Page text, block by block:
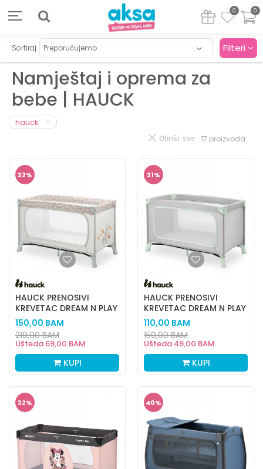
0
0
Namještaj i oprema za
bebe | HAUCK
Sortiraj Filteri
hauck
17 proizvoda
Obriši sve
32%
HAUCK PRENOSIVI
KREVETAC DREAM N PLAY
PLUS, POOH
150,00 BAM
Ušteda 69,00 BAM
219,00BAM
KUPI
31%
HAUCK PRENOSIVI
KREVETAC DREAM N PLAY
PLUS,MINT
110,00 BAM
Ušteda 49,00 BAM
159,00BAM
KUPI
32% 40%